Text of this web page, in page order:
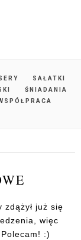
SAŁATKI
ŚNIADANIA
zdążył już się
więc
:)